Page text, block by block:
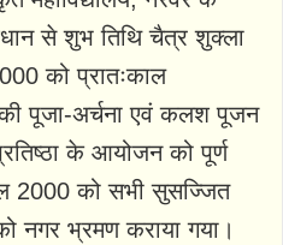
से शुभ तिथि चैत्र शुक्ला
को प्रातःकाल
की पूजा-अर्चना एवं कलश पूजन
के आयोजन को पूर्ण
2000 को सभी सुसज्जित
नगर भ्रमण कराया गया।